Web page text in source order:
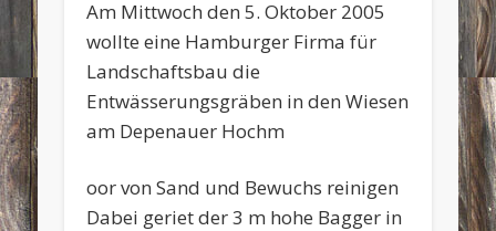
Am Mittwoch den 5. Oktober 2005
wollte eine Hamburger Firma für
Landschaftsbau die
Entwässerungsgräben in den Wiesen
am Depenauer Hochm
oor von Sand und Bewuchs reinigen
Dabei geriet der 3 m hohe Bagger in